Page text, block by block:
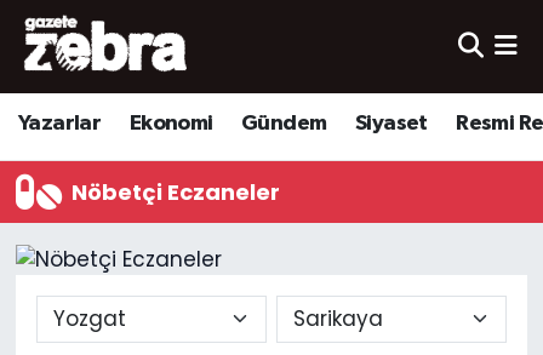
Yazarlar Ekonomi Gündem Siyaset Resmi
Nöbetçi Eczaneler
Yazarlar
Ekonomi
Kültür-Sanat
Yerel
Spor
Nöbetçi Eczaneler
Hava Durumu
Trafik Durumu
Süper Lig Puan Durumu ve Fikstür
Tüm Manşetler